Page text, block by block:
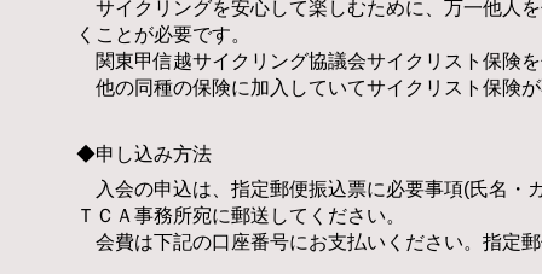
サイクリングを安心して楽しむために、万一他人
くことが必要です。
関東甲信越サイクリング協議会サイクリスト保険
他の同種の保険に加入していてサイクリスト保険
◆申し込み方法
入会の申込は、指定郵便振込票に必要事項(氏名・
ＴＣＡ事務所宛に郵送してください。
会費は下記の口座番号にお支払いください。指定